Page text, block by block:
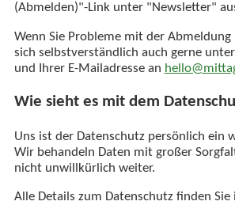
(Abmelden)"-Link unter "Newsletter"
Wenn Sie Probleme mit der Abmeldung
sich selbstverständlich auch gerne
und Ihrer E-Mailadresse an
Wie sieht es mit dem
Uns ist der Datenschutz persönlich ein
Wir behandeln Daten mit großer
nicht unwillkürlich weiter.
Alle Details zum Datenschutz finden Sie